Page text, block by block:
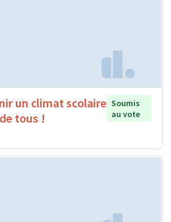
un climat scolaire
tous !
Soumis
au vote